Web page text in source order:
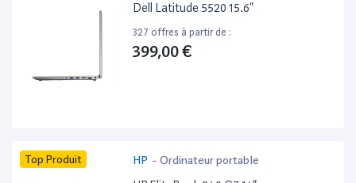
Dell Latitude 5520 15.6”
327 offres à partir de :
399,00 €
Top Produit HP - Ordinateur portable